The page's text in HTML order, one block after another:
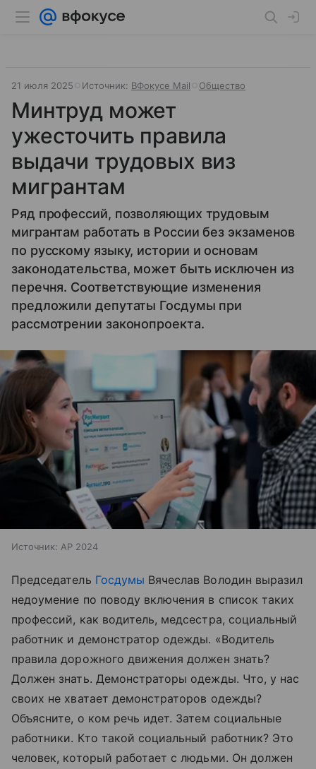
21 июля 2025 Источник: ВФокусе Mail Общество
Минтруд может
ужесточить правила
выдачи трудовых виз
мигрантам
Ряд профессий, позволяющих трудовым
мигрантам работать в России без экзаменов
по русскому языку, истории и основам
законодательства, может быть исключен из
перечня. Соответствующие изменения
предложили депутаты Госдумы при
рассмотрении законопроекта.
Источник: AP 2024
Председатель Госдумы Вячеслав Володин выразил
недоумение по поводу включения в список таких
профессий, как водитель, медсестра, социальный
работник и демонстратор одежды. «Водитель
правила дорожного движения должен знать?
Должен знать. Демонстраторы одежды. Что, у нас
своих не хватает демонстраторов одежды?
Объясните, о ком речь идет. Затем социальные
работники. Кто такой социальный работник? Это
человек, который работает с людьми. Он должен